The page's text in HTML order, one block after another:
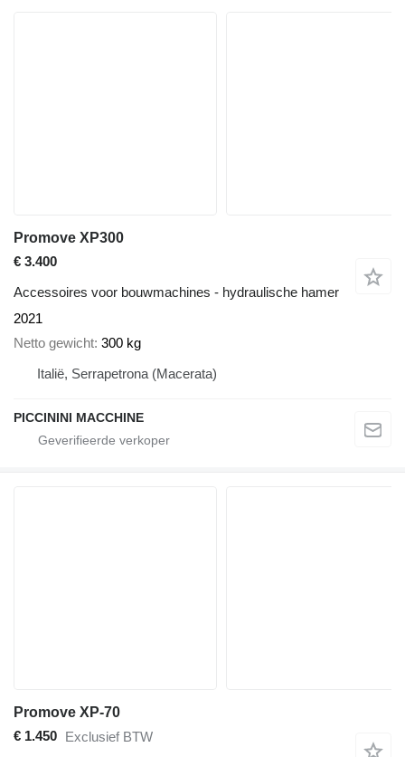
Promove XP300
€ 3.400
Accessoires voor bouwmachines - hydraulische hamer
2021
Netto gewicht 300 kg
Italië, Serrapetrona (Macerata)
PICCININI MACCHINE
Promove XP-70
€ 1.450 Exclusief BTW